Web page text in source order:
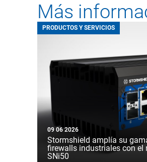
Más
PRODUCTOS Y SERVICIOS
09 06 2026
Stormshield amplía su
firewalls industriales con el
SNi50